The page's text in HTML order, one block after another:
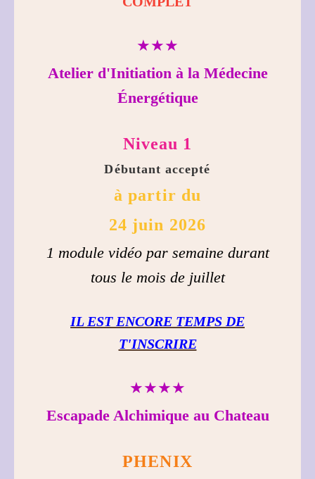
★★★
Atelier d'Initiation à la Médecine
Énergétique
Niveau 1
Débutant accepté
à partir du
24 juin 2026
1 module vidéo par semaine durant
tous le mois de juillet
IL EST ENCORE TEMPS DE
T'INSCRIRE
★★★★
Escapade Alchimique au Chateau
PHENIX